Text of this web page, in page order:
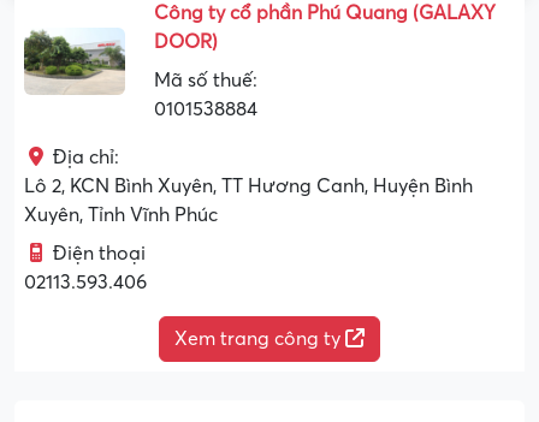
Công ty cổ phần Phú Quang (GALAXY
DOOR)
Mã số thuế:
0101538884
Địa chỉ:
Lô 2, KCN Bình Xuyên, TT Hương Canh, Huyện Bình
Xuyên, Tỉnh Vĩnh Phúc
Điện thoại
02113.593.406
Xem trang công ty